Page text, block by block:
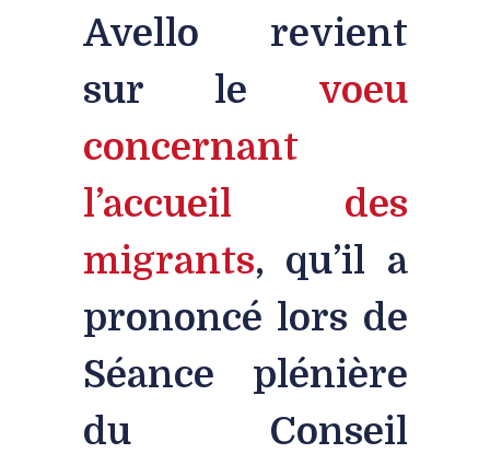
Avello revient
sur le voeu
concernant
l’accueil des
migrants, qu’il a
prononcé lors de
Séance plénière
du Conseil